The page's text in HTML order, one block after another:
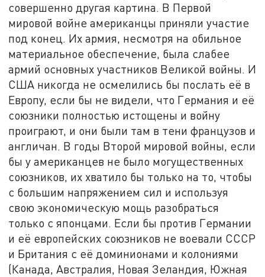
совершенно другая картина. В Первой
мировой войне американцы приняли участие
под конец. Их армия, несмотря на обильное
материальное обеспечение, была слабее
армий основных участников Великой войны. И
США никогда не осмелились бы послать её в
Европу, если бы не видели, что Германия и её
союзники полностью истощены и войну
проиграют, и они были там в тени французов и
англичан. В годы Второй мировой войны, если
бы у американцев не было могущественных
союзников, их хватило бы только на то, чтобы
с большим напряжением сил и используя
свою экономическую мощь разобраться
только с японцами. Если бы против Германии
и её европейских союзников не воевали СССР
и Британия с её доминионами и колониями
(Канада, Австралия, Новая Зеландия, Южная